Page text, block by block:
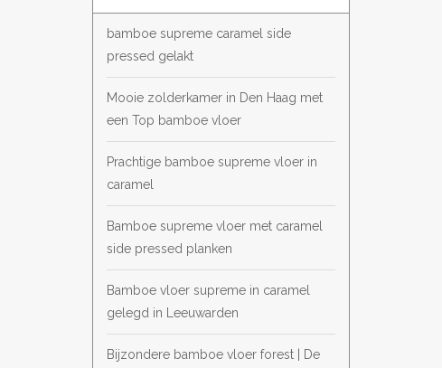
bamboe supreme caramel side
pressed gelakt
Mooie zolderkamer in Den Haag met
een Top bamboe vloer
Prachtige bamboe supreme vloer in
caramel
Bamboe supreme vloer met caramel
side pressed planken
Bamboe vloer supreme in caramel
gelegd in Leeuwarden
Bijzondere bamboe vloer forest | De